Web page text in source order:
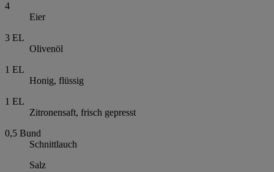
4
Eier
3 EL
Olivenöl
1 EL
Honig, flüssig
1 EL
Zitronensaft, frisch gepresst
0,5 Bund
Schnittlauch
Salz